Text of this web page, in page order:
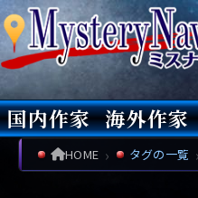
国内作家
あ行 あ い う え
海外作家
ア行 ア
HOME タグの一覧